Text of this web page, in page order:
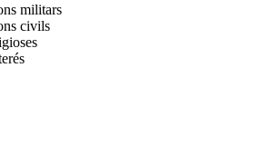
militars
civils